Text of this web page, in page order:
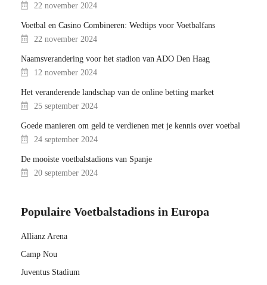
22 november 2024
Voetbal en Casino Combineren: Wedtips voor Voetbalfans
22 november 2024
Naamsverandering voor het stadion van ADO Den Haag
12 november 2024
Het veranderende landschap van de online betting market
25 september 2024
Goede manieren om geld te verdienen met je kennis over voetbal
24 september 2024
De mooiste voetbalstadions van Spanje
20 september 2024
Populaire Voetbalstadions in Europa
Allianz Arena
Camp Nou
Juventus Stadium